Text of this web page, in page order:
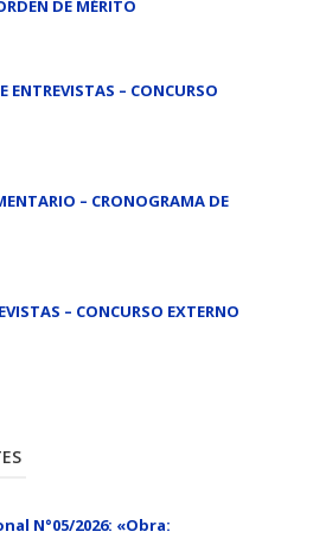
DE MÉRITO
ENTREVISTAS – CONCURSO
– CRONOGRAMA DE
– CONCURSO EXTERNO
N°05/2026: «Obra: